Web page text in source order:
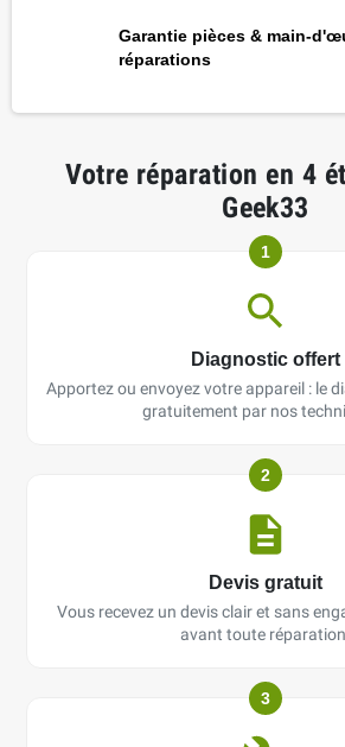
Garantie pièces & main-
réparations
Votre réparation en 4
Geek33
1
Diagnostic offert
Apportez ou envoyez votre appareil : le
gratuitement par nos
2
Devis gratuit
Vous recevez un devis clair et sans
avant toute
3